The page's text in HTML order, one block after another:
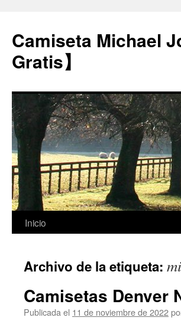
Camiseta Michael
Gratis】
Saltar
contenido
Inicio
Archivo de la etiqueta:
Camisetas Denver
Publicada el 11 de noviembre de 2022